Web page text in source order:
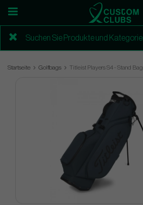
Startseite Golfbags Titleist Players S4 - Stand Bag